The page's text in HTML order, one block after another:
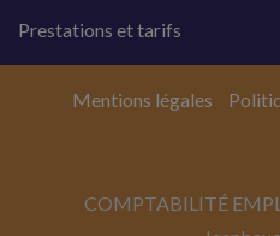
Prestations et tarifs
COMPTABILITÉ
Mentions légales